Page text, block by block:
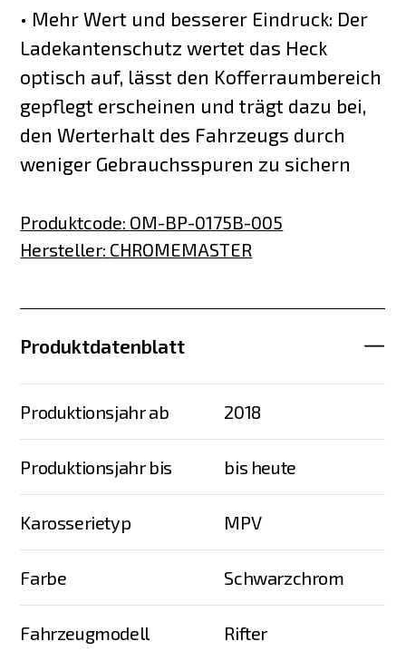
• Mehr Wert und besserer Eindruck: Der
Ladekantenschutz wertet das Heck
optisch auf, lässt den Kofferraumbereich
gepflegt erscheinen und trägt dazu bei,
den Werterhalt des Fahrzeugs durch
weniger Gebrauchsspuren zu sichern
Produktcode: OM-BP-0175B-005
Hersteller: CHROMEMASTER
Produktdatenblatt
Produktionsjahr ab 2018
Produktionsjahr bis bis heute
Karosserietyp MPV
Farbe Schwarzchrom
Fahrzeugmodell Rifter